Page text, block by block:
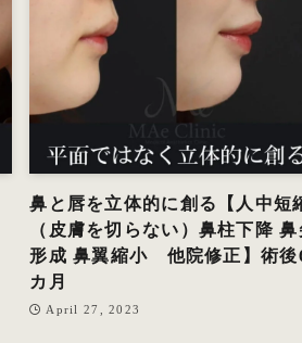
鼻と唇を立体的に創る【人中短
（皮膚を切らない）鼻柱下降 鼻
形成 鼻翼縮小 他院修正】術後
カ月
April 27, 2023